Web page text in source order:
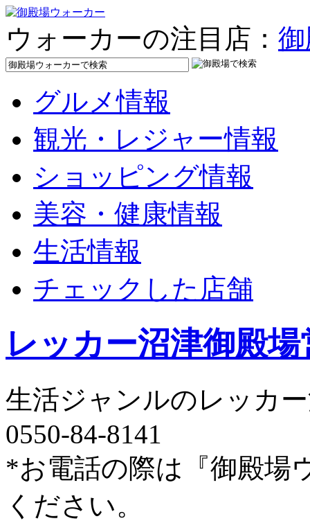
ウォーカーの注目店：
グルメ情報
観光・レジャー情報
ショッピング情報
美容・健康情報
生活情報
チェックした店舗
レッカー沼津御殿場
生活ジャンルのレッカ
0550-84-8141
*お電話の際は『御殿場
ください。